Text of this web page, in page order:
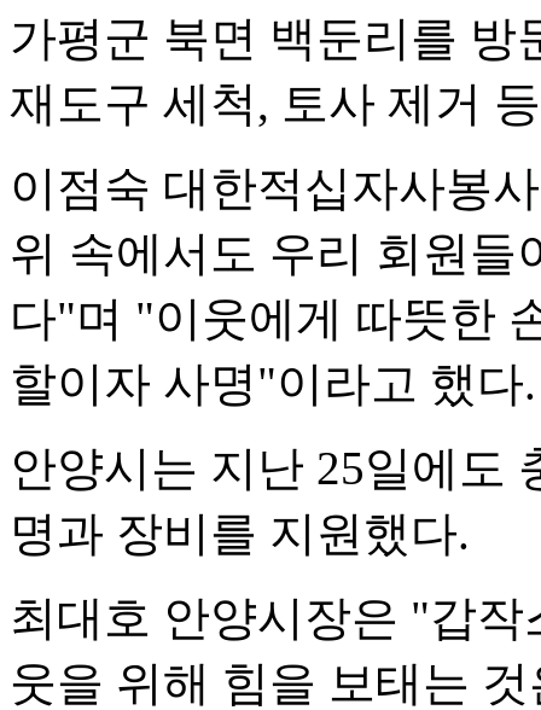
가평군 북면 백둔리를 방
재도구 세척, 토사 제거
이점숙 대한적십자사봉
위 속에서도 우리 회원들
다"며 "이웃에게 따뜻한
할이자 사명"이라고 했다.
안양시는 지난 25일에도
명과 장비를 지원했다.
최대호 안양시장은 "갑
웃을 위해 힘을 보태는